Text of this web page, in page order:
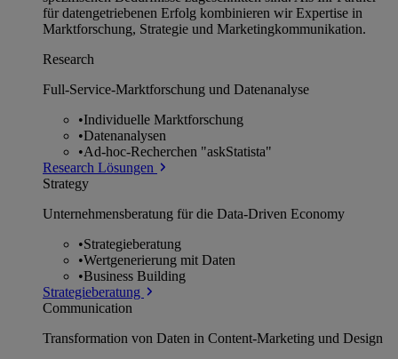
für datengetriebenen Erfolg kombinieren wir Expertise in
Marktforschung, Strategie und Marketingkommunikation.
Research
Full-Service-Marktforschung und Datenanalyse
•Individuelle Marktforschung
•Datenanalysen
•Ad-hoc-Recherchen "askStatista"
Research Lösungen
Strategy
Unternehmens­beratung für die Data-Driven Economy
•Strategieberatung
•Wertgenerierung mit Daten
•Business Building
Strategieberatung
Communication
Transformation von Daten in Content-Marketing und Design